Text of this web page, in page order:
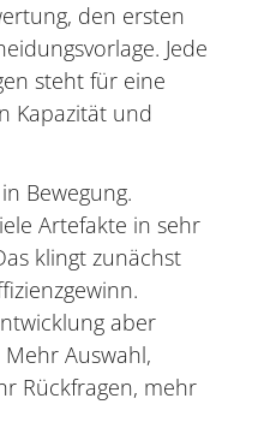
den ersten
Jede
steht für eine
Kapazität und
Bewegung.
Artefakte in sehr
klingt zunächst
aber
Auswahl,
Rückfragen, mehr